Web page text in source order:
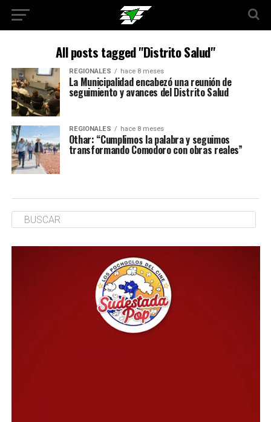
All posts tagged "Distrito Salud"
REGIONALES hace 8 meses
La Municipalidad encabezó una reunión de
seguimiento y avances del Distrito Salud
REGIONALES hace 8 meses
Othar: “Cumplimos la palabra y seguimos
transformando Comodoro con obras reales”